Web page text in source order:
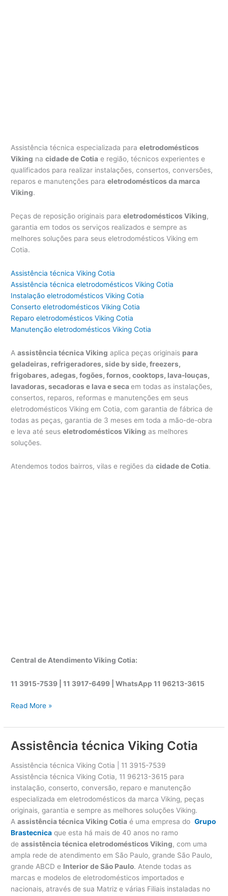
Assistência técnica especializada paraeletrodomésticos
Viking nacidade de Cotia e região, técnicos experientes e
qualificados para realizar instalações, consertos, conversões,
reparos e manutenções paraeletrodomésticos da marca
Viking.
Peças de reposição originais paraeletrodomésticos Viking,
garantia em todos os serviços realizados e sempre as
melhores soluções para seus eletrodomésticos Viking em
Cotia.
Assistência técnica Viking Cotia
Assistência técnica eletrodomésticos Viking Cotia
Instalação eletrodomésticos Viking Cotia
Conserto eletrodomésticos Viking Cotia
Reparo eletrodomésticos Viking Cotia
Manutenção eletrodomésticos Viking Cotia
Aassistência técnica Viking aplica peças originais para
geladeiras, refrigeradores, side by side, freezers,
frigobares, adegas, fogões, fornos, cooktops, lava-louças,
lavadoras, secadoras e lava e secaem todas as instalações,
consertos, reparos, reformas e manutenções em seus
eletrodomésticos Viking em Cotia, com garantia de fábrica de
todas as peças, garantia de 3 meses em toda a mão-de-obra
e leva até seuseletrodomésticos Viking as melhores
soluções.
Atendemos todos bairros, vilas e regiões dacidade de Cotia.
Central de Atendimento Viking Cotia:
11 3915-7539 | 11 3917-6499 |WhatsApp11 96213-3615
A
s
s
t
ê
n
a
t
é
Read More »
Assistência técnica Viking Cotia
Assistência técnica Viking Cotia | 11 3915-7539
Assistência técnica Viking Cotia, 11 96213-3615 para
instalação, conserto, conversão, reparo e manutenção
especializada em eletrodomésticos da marca Viking, peças
originais, garantia e sempre as melhores soluções Viking.
Aassistência técnica Viking Cotia é uma empresa doGrupo
Brastecnica que esta há mais de 40 anos no ramo
deassistência técnica eletrodomésticos Viking, com uma
ampla rede de atendimento em São Paulo, grande São Paulo,
grande ABCD e Interior de São Paulo. Atende todas as
marcas e modelos de eletrodomésticos importados e
nacionais, através de sua Matriz e várias Filiais instaladas no